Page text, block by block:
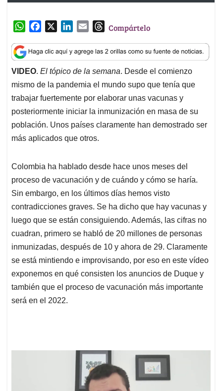
W
a
t
s
A
p
p
c
e
b
o
o
k
n
k
e
d
I
n
a
i
l
T
r
e
a
d
s
Compártelo
VIDEO. El tópico de la semana. Desde el comienzo
mismo de la pandemia el mundo supo que tenía que
trabajar fuertemente por elaborar unas vacunas y
posteriormente iniciar la inmunización en masa de su
población. Unos países claramente han demostrado ser
más aplicados que otros.
Colombia ha hablado desde hace unos meses del
proceso de vacunación y de cuándo y cómo se haría.
Sin embargo, en los últimos días hemos visto
contradicciones graves. Se ha dicho que hay vacunas y
luego que se están consiguiendo. Además, las cifras no
cuadran, primero se habló de 20 millones de personas
inmunizadas, después de 10 y ahora de 29. Claramente
se está mintiendo e improvisando, por eso en este vídeo
exponemos en qué consisten los anuncios de Duque y
también que el proceso de vacunación más importante
será en el 2022.